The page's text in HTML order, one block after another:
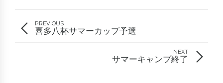
PREVIOUS
喜多八杯サマーカップ予選
NEXT
サマーキャンプ終了